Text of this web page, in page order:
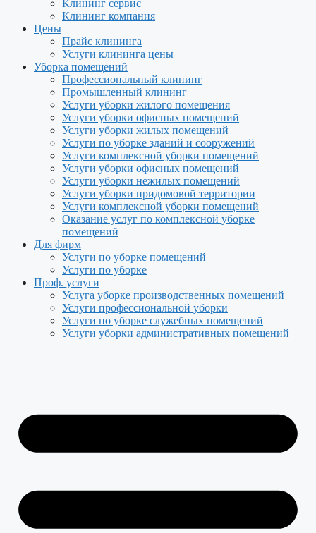
Клининг сервис
Клининг компания
Цены
Прайс клининга
Услуги клининга цены
Уборка помещений
Профессиональный клининг
Промышленный клининг
Услуги уборки жилого помещения
Услуги уборки офисных помещений
Услуги уборки жилых помещений
Услуги по уборке зданий и сооружений
Услуги комплексной уборки помещений
Услуги уборки офисных помещений
Услуги уборки нежилых помещений
Услуги уборки придомовой территории
Услуги комплексной уборки помещений
Оказание услуг по комплексной уборке
помещений
Для фирм
Услуги по уборке помещений
Услуги по уборке
Проф. услуги
Услуга уборке производственных помещений
Услуги профессиональной уборки
Услуги по уборке служебных помещений
Услуги уборки административных помещений